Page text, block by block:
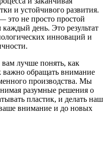
и устойчивого развития.
это не просто простой
день. Это результат
инноваций и
вам лучше понять, как
важно обращать внимание
производства. Мы
разумные решения о
пластик, и делать наш
внимание и до новых